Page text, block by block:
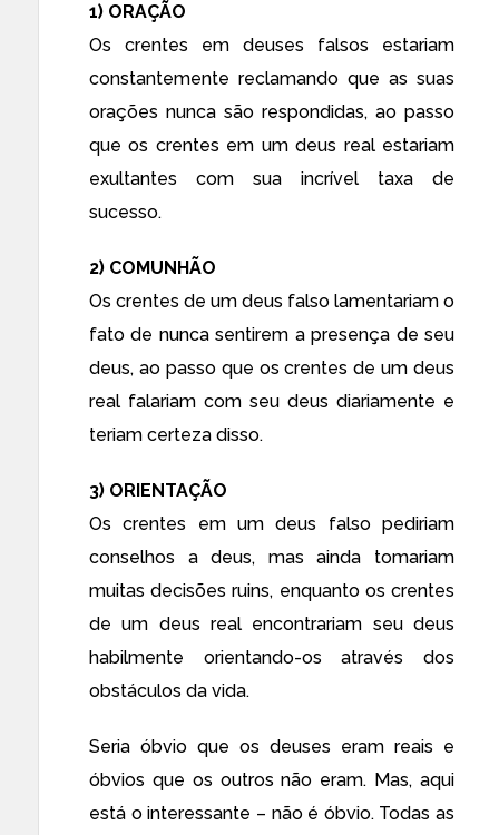
1) ORAÇÃO
Os crentes em deuses falsos estariam
constantemente reclamando que as suas
orações nunca são respondidas, ao passo
que os crentes em um deus real estariam
exultantes com sua incrível taxa de
sucesso.
2) COMUNHÃO
Os crentes de um deus falso lamentariam o
fato de nunca sentirem a presença de seu
deus, ao passo que os crentes de um deus
real falariam com seu deus diariamente e
teriam certeza disso.
3) ORIENTAÇÃO
Os crentes em um deus falso pediriam
conselhos a deus, mas ainda tomariam
muitas decisões ruins, enquanto os crentes
de um deus real encontrariam seu deus
habilmente orientando-os através dos
obstáculos da vida.
Seria óbvio que os deuses eram reais e
óbvios que os outros não eram. Mas, aqui
está o interessante – não é óbvio. Todas as